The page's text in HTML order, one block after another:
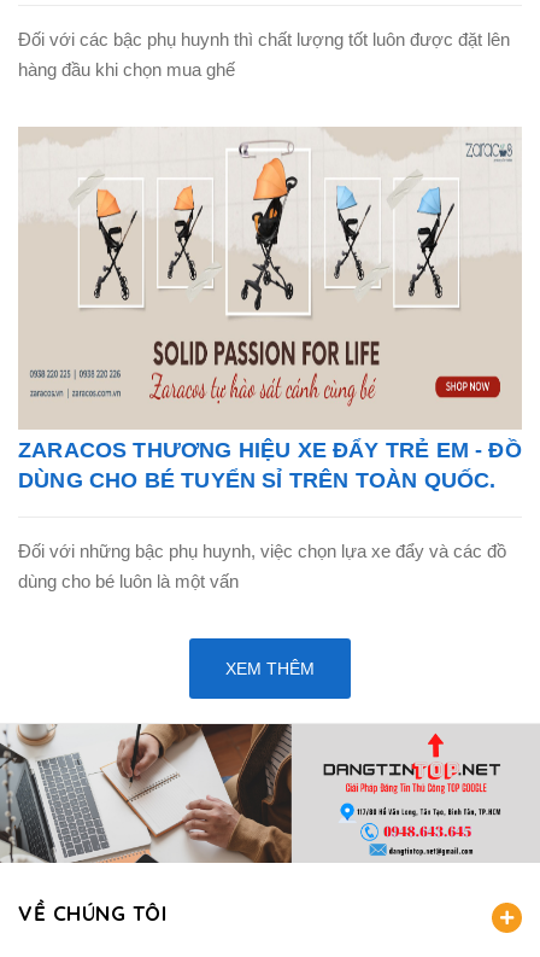
Đối với các bậc phụ huynh thì chất lượng tốt luôn được đặt lên
hàng đầu khi chọn mua ghế
ZARACOS THƯƠNG HIỆU XE ĐẨY TRẺ EM - ĐỒ
DÙNG CHO BÉ TUYỂN SỈ TRÊN TOÀN QUỐC.
Đối với những bậc phụ huynh, việc chọn lựa xe đẩy và các đồ
dùng cho bé luôn là một vấn
XEM THÊM
VỀ CHÚNG TÔI